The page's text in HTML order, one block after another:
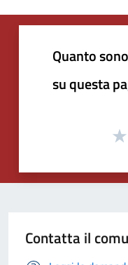
Quanto
su questa
Contatta il